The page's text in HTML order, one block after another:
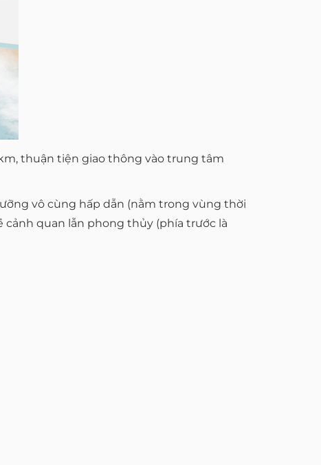
thuận tiện giao thông vào trung tâm
vô cùng hấp dẫn (nằm trong vùng thời
cảnh quan lẫn phong thủy (phía trước là